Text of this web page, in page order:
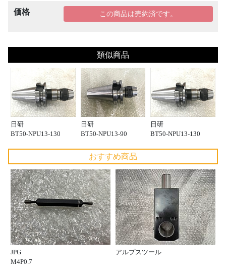
価格 この商品は売約済です。
類似商品
日研
BT50-NPU13-130
日研
BT50-NPU13-90
日研
BT50-NPU13-130
おすすめ商品
JPG
M4P0.7
アルプスツール